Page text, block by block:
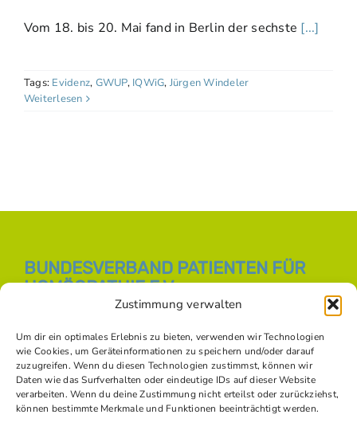
Zustimmung verwalten
Um dir ein optimales Erlebnis zu bieten, verwenden wir Technologien
wie Cookies, um Geräteinformationen zu speichern und/oder darauf
zuzugreifen. Wenn du diesen Technologien zustimmst, können wir
Daten wie das Surfverhalten oder eindeutige IDs auf dieser Website
verarbeiten. Wenn du deine Zustimmung nicht erteilst oder zurückziehst,
können bestimmte Merkmale und Funktionen beeinträchtigt werden.
Vom 18. bis 20. Mai fand in Berlin der sechste [...]
Tags: Evidenz, GWUP, IQWiG, Jürgen Windeler
Weiterlesen
BUNDESVERBAND PATIENTEN FÜR
HOMÖOPATHIE E.V.
E-Mail:
info [at] bph-online.de
Webseite:Homöopathie Online
SOZIALE NETZWERKE